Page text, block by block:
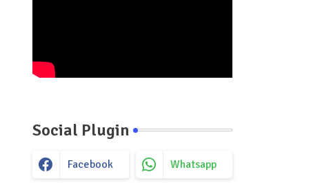
Social Plugin
Facebook Whatsapp